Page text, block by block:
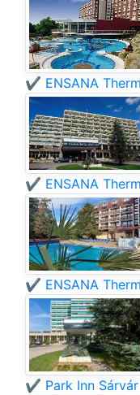
✔️ ENSANA
✔️ ENSANA
✔️ ENSANA
✔️ Park Inn